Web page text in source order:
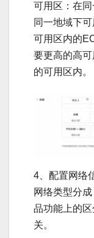
可用区：在
同一地域下
可用区内的
要更高的高
的可用区内。
4、配置网络
网络类型分
品功能上的
关。